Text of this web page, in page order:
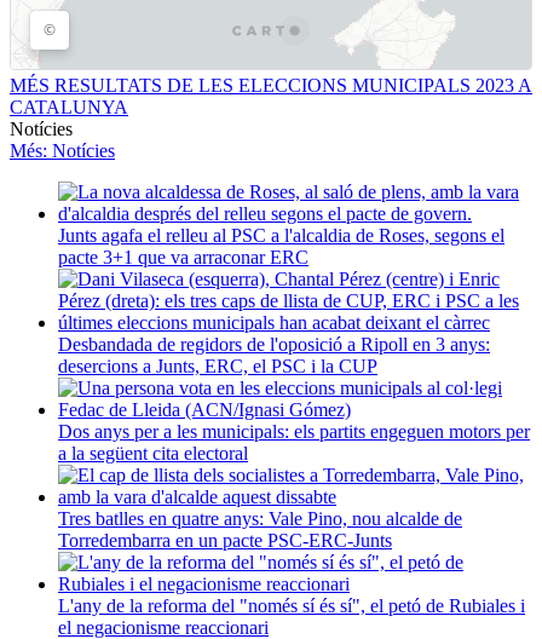
MÉS RESULTATS DE LES ELECCIONS MUNICIPALS 2023 A
CATALUNYA
Notícies
Més: Notícies
Junts agafa el relleu al PSC a l'alcaldia de Roses, segons el
pacte 3+1 que va arraconar ERC
Desbandada de regidors de l'oposició a Ripoll en 3 anys:
desercions a Junts, ERC, el PSC i la CUP
Dos anys per a les municipals: els partits engeguen motors per
a la següent cita electoral
Tres batlles en quatre anys: Vale Pino, nou alcalde de
Torredembarra en un pacte PSC-ERC-Junts
L'any de la reforma del "només sí és sí", el petó de Rubiales i
el negacionisme reaccionari